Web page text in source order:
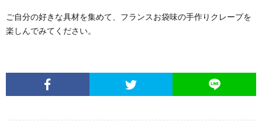
ご自分の好きな具材を集めて、フランスお袋味の手作りクレープを
楽しんでみてください。